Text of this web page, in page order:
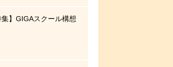
集】GIGAスクール構想